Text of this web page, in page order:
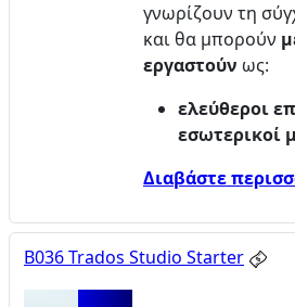
γνωρίζουν τη
και θα μπορούν
εργαστούν ως:
ελεύθεροι
εσωτερικοί
Διαβάστε
B036 Trados Studio Starter